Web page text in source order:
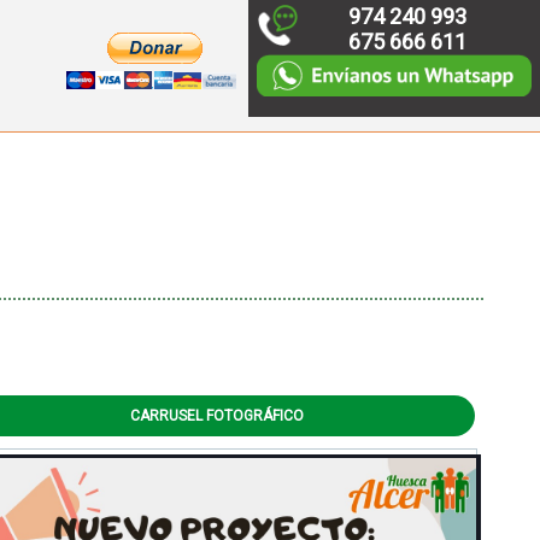
974 240 993
675 666 611
CARRUSEL FOTOGRÁFICO